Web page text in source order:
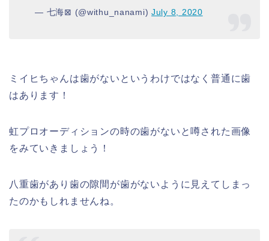
— 七海⊠ (@withu_nanami)July 8, 2020
ミイヒちゃんは歯がないというわけではなく普通に歯
はあります！
虹プロオーディションの時の歯がないと噂された画像
をみていきましょう！
八重歯があり歯の隙間が歯がないように見えてしまっ
たのかもしれませんね。